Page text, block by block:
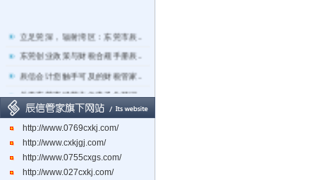
立足莞深，辐射湾区：东莞市辰..
东莞创业政策与财税合规手册辰..
辰信会计您触手可及的财税管家..
关于东莞市经营主体电子化登记..
东莞辰信会计代理有限公司专业..
东莞市长安镇长盛社区长中路1..
http://www.0769cxkj.com/
http://www.cxkjgj.com/
http://www.0755cxgs.com/
http://www.027cxkj.com/